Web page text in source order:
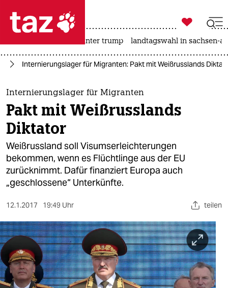
 taz zahl ich
taz zahl ich
themen
politik
öko
gesellschaft
kultur
sport
berlin
nord
wahrheit

taz zahl ich
usa unter trump landtagswahl in sachsen-
Internierungslager für Migranten: Pakt mit Weißrusslands
Internierungslager für Migranten
Pakt mit Weißrusslands
Diktator
Weißrussland soll Visumserleichterungen
bekommen, wenn es Flüchtlinge aus der EU
zurücknimmt. Dafür finanziert Europa auch
„geschlossene“ Unterkünfte.
12.1.2017 19:49 Uhr teilen